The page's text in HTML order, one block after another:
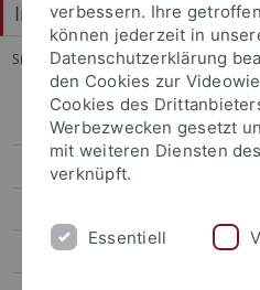
Institut für Angewandte
Sie sind hier: Startseite ...
Submission Nanoscience Thesis
Personen
Themen für Bachelor- und
verbessern. Ihre
können jederzeit in
Datenschutzerklärung
den Cookies zur
Cookies des
Werbezwecken gesetzt
mit weiteren Diensten
verknüpft.
Essentiell